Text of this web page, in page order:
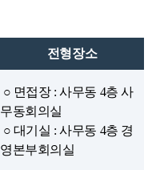
전형장소
○ 면접장 :사무동 4층 사
무동회의실
○ 대기실 :사무동 4층 경
영본부회의실